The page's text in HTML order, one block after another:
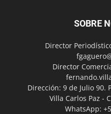
SOBRE
Director
Director
Dirección: 9 de Julio 90.
Villa Carlos Paz -
WhatsApp: